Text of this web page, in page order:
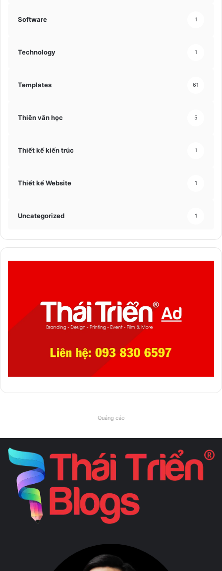
Software 1
Technology 1
Templates 61
Thiên văn học 5
Thiết kế kiến trúc 1
Thiết kế Website 1
Uncategorized 1
Quảng cáo